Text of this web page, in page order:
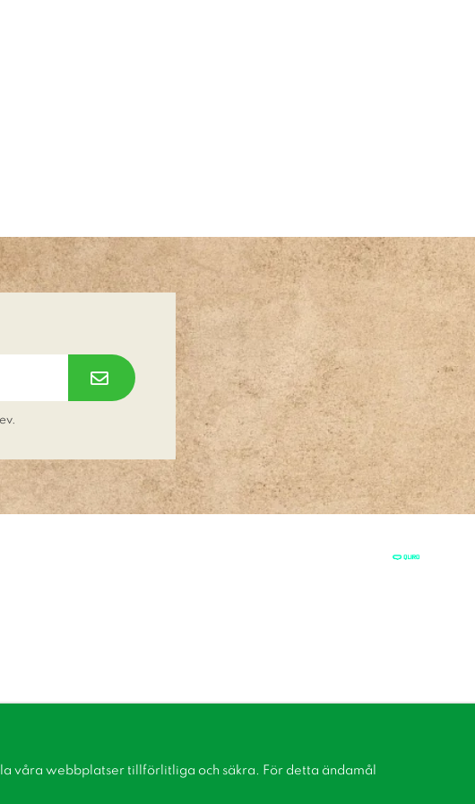
våra webbplatser tillförlitliga och säkra. För detta ändamål